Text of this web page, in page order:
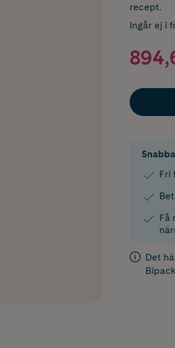
recept.
Ingår ej i
Fri
Få
Det